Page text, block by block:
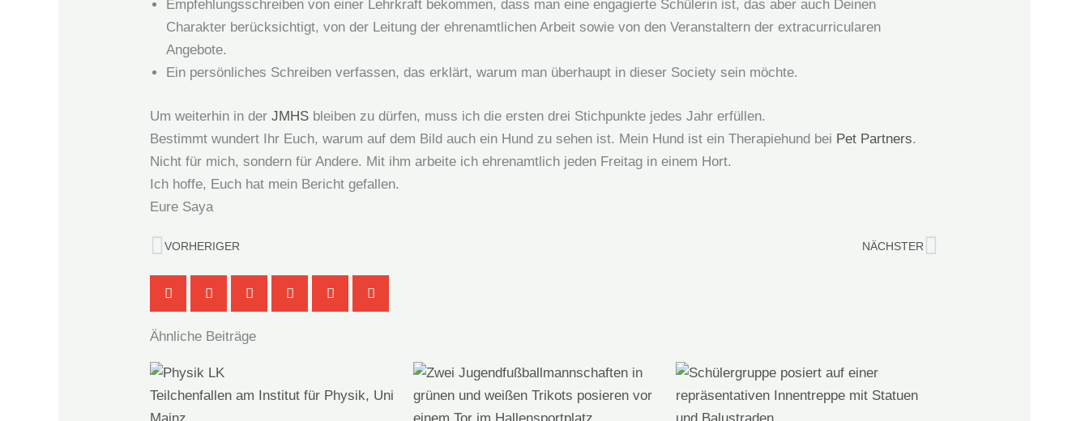
Empfehlungsschreiben von einer Lehrkraft bekommen, dass man eine engagierte Schülerin ist, das aber auch Deinen
Charakter berücksichtigt, von der Leitung der ehrenamtlichen Arbeit sowie von den Veranstaltern der extracurricularen
Angebote.
Ein persönliches Schreiben verfassen, das erklärt, warum man überhaupt in dieser Society sein möchte.
Um weiterhin in derJMHS bleiben zu dürfen, muss ich die ersten drei Stichpunkte jedes Jahr erfüllen.
Bestimmt wundert Ihr Euch, warum auf dem Bild auch ein Hund zu sehen ist. Mein Hund ist ein Therapiehund bei Pet Partners.
Nicht für mich, sondern für Andere. Mit ihm arbeite ich ehrenamtlich jeden Freitag in einem Hort.
Ich hoffe, Euch hat mein Bericht gefallen.
Eure Saya
Zurück
VORHERIGER NÄCHSTERNächster
Ähnliche Beiträge
Teilchenfallen am Institut für Physik, Uni